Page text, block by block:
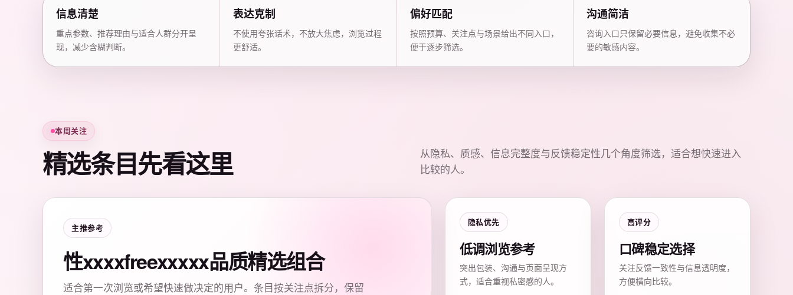
信息清楚
重点参数、推荐理由与适合人群分开呈
现，减少含糊判断。
表达克制
不使用夸张话术，不放大焦虑，浏览过程
更舒适。
偏好匹配
按照预算、关注点与场景给出不同入口，
便于逐步筛选。
沟通简洁
咨询入口只保留必要信息，避免收集不必
要的敏感内容。
本周关注
精选条目先看这里
从隐私、质感、信息完整度与反馈稳定性几个角度筛选，适合想快速进入
比较的人。
主推参考
性xxxxfreexxxxx品质精选组合
适合第一次浏览或希望快速做决定的用户。条目按关注点拆分，保留
隐私优先
低调浏览参考
突出包装、沟通与页面呈现方
式，适合重视私密感的人。
高评分
口碑稳定选择
关注反馈一致性与信息透明度，
方便横向比较。